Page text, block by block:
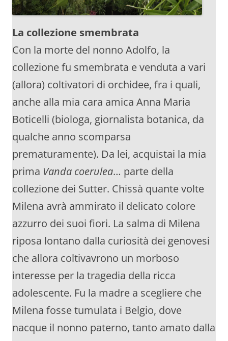
La collezione smembrata
Con la morte del nonno Adolfo, la
collezione fu smembrata e venduta a vari
(allora) coltivatori di orchidee, fra i quali,
anche alla mia cara amica Anna Maria
Boticelli (biologa, giornalista botanica, da
qualche anno scomparsa
prematuramente). Da lei, acquistai la mia
prima Vanda coerulea… parte della
collezione dei Sutter. Chissà quante volte
Milena avrà ammirato il delicato colore
azzurro dei suoi fiori. La salma di Milena
riposa lontano dalla curiosità dei genovesi
che allora coltivavrono un morboso
interesse per la tragedia della ricca
adolescente. Fu la madre a scegliere che
Milena fosse tumulata i Belgio, dove
nacque il nonno paterno, tanto amato dalla